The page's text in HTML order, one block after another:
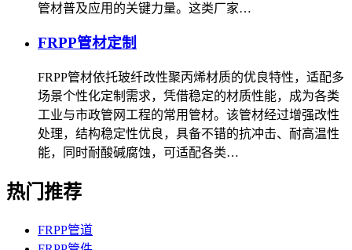
管材普及应用的关键力量。这类厂家…
FRPP管材定制
FRPP管材依托玻纤改性聚丙烯材质的优良特性，适配多
场景个性化定制需求，凭借稳定的材质性能，成为各类
工业与市政管网工程的常用管材。该管材经过增强改性
处理，结构稳定性优良，具备不错的抗冲击、耐高温性
能，同时耐酸碱腐蚀，可适配各类…
热门推荐
FRPP管道